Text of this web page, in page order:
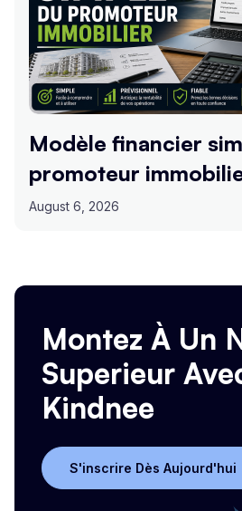
Modèle financier
promoteur
August 6, 2026
Montez À Un
Superieur
Kindnee
S'inscrire Dès Aujourd'hui
S'inscrire Dès Aujourd'hui